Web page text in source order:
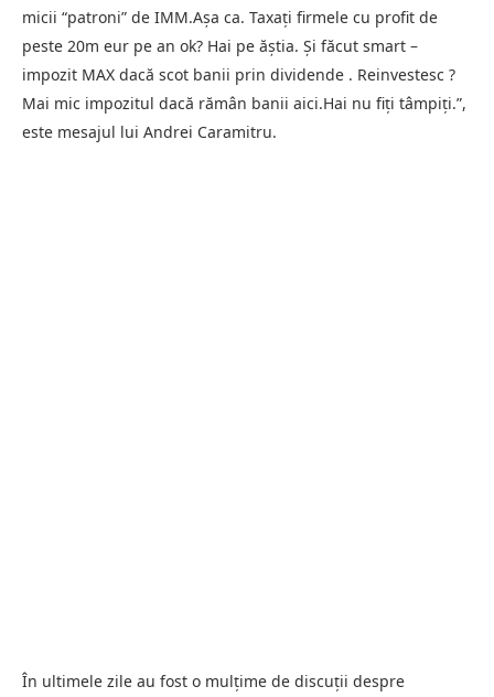
micii “patroni” de IMM.Așa ca. Taxați firmele cu profit de
peste 20m eur pe an ok? Hai pe ăștia. Și făcut smart –
impozit MAX dacă scot banii prin dividende . Reinvestesc ?
Mai mic impozitul dacă rămân banii aici.Hai nu fiți tâmpiți.”,
este mesajul lui Andrei Caramitru.
În ultimele zile au fost o mulțime de discuții despre